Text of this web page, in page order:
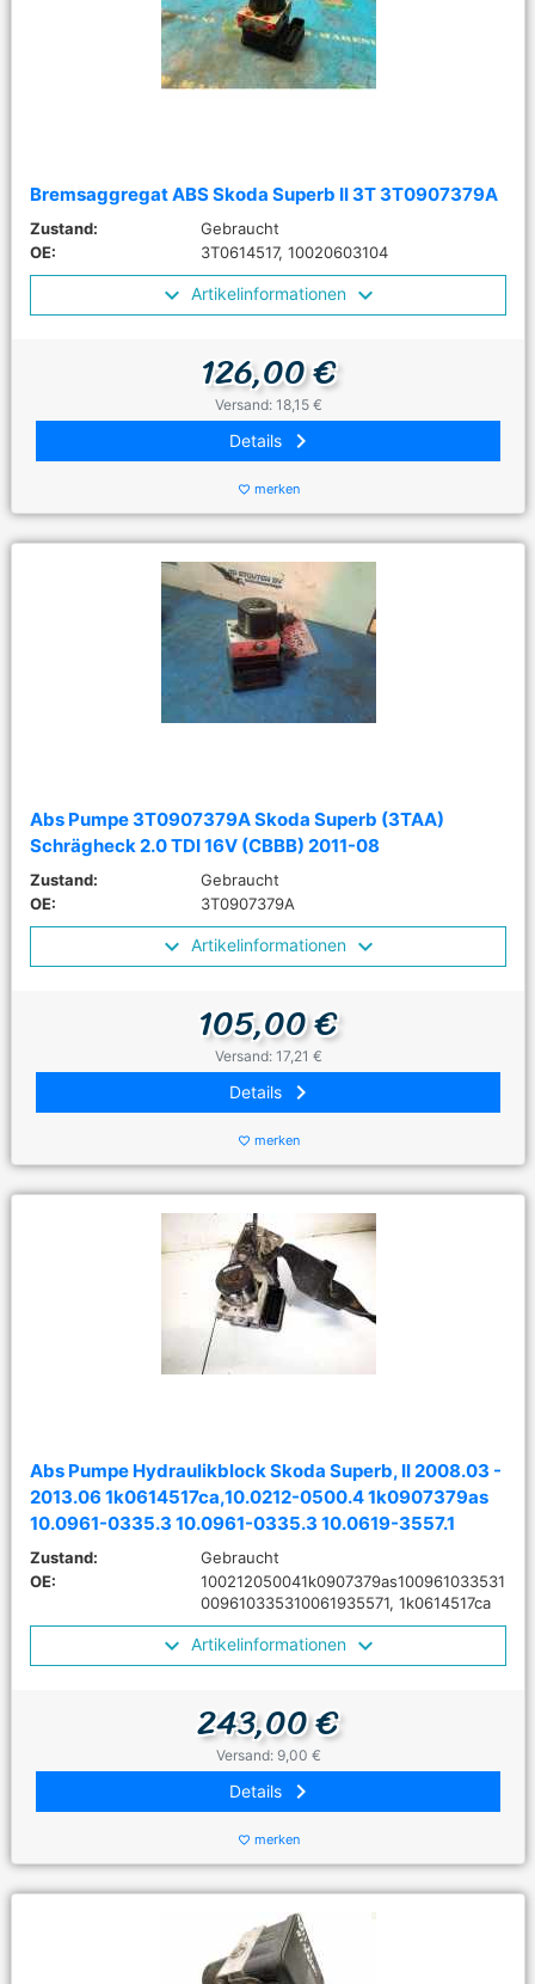
Bremsaggregat ABS Skoda Superb II 3T 3T0907379A
Zustand:
Gebraucht
OE:
3T0614517, 10020603104
Artikelinformationen
126,00 €
Versand: 18,15 €
Details keyboard_arrow_right
favorite_border merken
Abs Pumpe 3T0907379A Skoda Superb (3TAA)
Schrägheck 2.0 TDI 16V (CBBB) 2011-08
Zustand:
Gebraucht
OE:
3T0907379A
Artikelinformationen
105,00 €
Versand: 17,21 €
Details keyboard_arrow_right
favorite_border merken
Abs Pumpe Hydraulikblock Skoda Superb, II 2008.03 -
2013.06 1k0614517ca,10.0212-0500.4 1k0907379as
10.0961-0335.3 10.0961-0335.3 10.0619-3557.1
Zustand:
Gebraucht
OE:
100212050041k0907379as100961033531
009610335310061935571, 1k0614517ca
Artikelinformationen
243,00 €
Versand: 9,00 €
Details keyboard_arrow_right
favorite_border merken